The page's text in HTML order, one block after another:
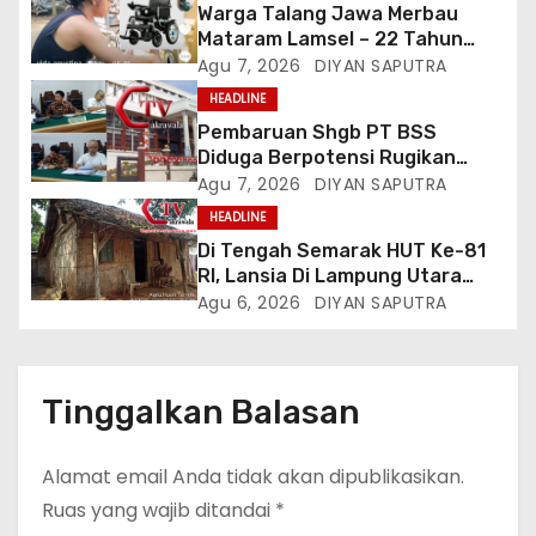
Warga Talang Jawa Merbau
Mataram Lamsel – 22 Tahun
Lumpuh Vina Agustina Viral Di
Tiktok Inginkan Kursi Roda
Listrik, Kepala Perwakilan
Provinsi Lampung Media
Cakrawala Tv Meminta Pemda
Lamsel Bertindak
Agu 7, 2026 DIYAN SAPUTRA
HEADLINE
Pembaruan Shgb PT BSS
Diduga Berpotensi Rugikan
Negara, Kementrian ATR/BPN Di
Gugat Di PTUN Jakarta
Agu 7, 2026 DIYAN SAPUTRA
HEADLINE
Di Tengah Semarak HUT Ke-81
RI, Lansia Di Lampung Utara
Hidup Memprihatinkan
Agu 6, 2026 DIYAN SAPUTRA
Tinggalkan Balasan
Alamat email Anda tidak akan dipublikasikan.
Ruas yang wajib ditandai *